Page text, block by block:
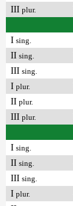
III plur.
I sing.
II sing.
III sing.
I plur.
II plur.
III plur.
I sing.
II sing.
III sing.
I plur.